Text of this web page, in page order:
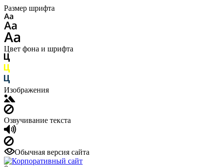
Размер шрифта
Цвет фона и шрифта
Изображения
Озвучивание текста
Обычная версия сайта